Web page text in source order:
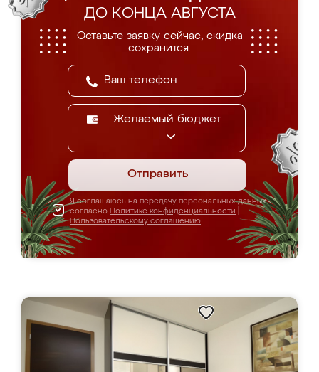
ДО КОНЦА АВГУСТА
Оставьте заявку сейчас, скидка
сохранится.
Желаемый бюджет
Отправить
Я соглашаюсь на передачу персональных данных
согласно Политике конфиденциальности
Пользовательскому соглашению